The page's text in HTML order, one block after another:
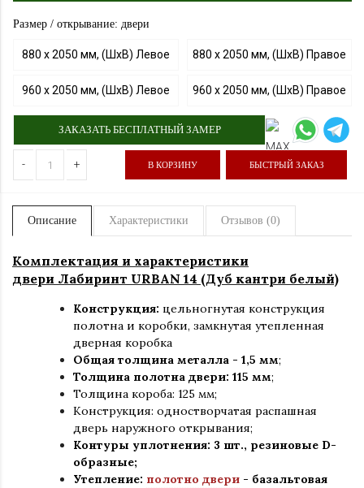
Размер / открывание: двери
880 х 2050 мм, (ШхВ) Левое 880 х 2050 мм, (ШхВ) Правое
960 х 2050 мм, (ШхВ) Левое 960 х 2050 мм, (ШхВ) Правое
ЗАКАЗАТЬ БЕСПЛАТНЫЙ ЗАМЕР
- + В КОРЗИНУ БЫСТРЫЙ ЗАКАЗ
Описание Характеристики Отзывов (0)
Комплектация и характеристики
двери Лабиринт URBAN 14 (Дуб кантри белый)
Конструкция: цельногнутая конструкция
полотна и коробки, замкнутая утепленная
дверная коробка
Общая толщина металла - 1,5 мм;
Толщина полотна двери: 115 мм;
Толщина короба: 125 мм;
Конструкция: одностворчатая распашная
дверь наружного открывания;
Контуры уплотнения: 3 шт., резиновые D-
образные;
Утепление: полотно двери - базальтовая